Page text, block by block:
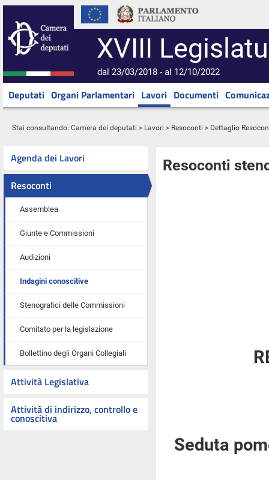
XVIII
dal 23/03/2018 - al 12/10/2022
Deputati Organi Parlamentari Lavori Documenti
Stai consultando: Camera dei deputati > Lavori > Resoconti > Dettaglio
Agenda dei Lavori
Resoconti
Assemblea
Giunte e Commissioni
Audizioni
Indagini conoscitive
Stenografici delle Commissioni
Comitato per la legislazione
Bollettino degli Organi Collegiali
Attività Legislativa
Attività di indirizzo, controllo e
conoscitiva
Resoconti
Seduta